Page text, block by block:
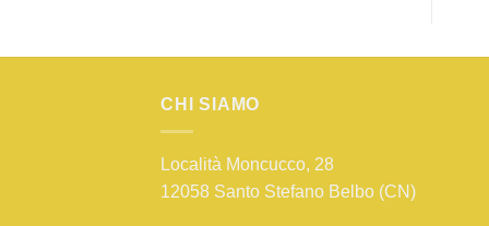
CHI SIAMO
Località Moncucco, 28
12058 Santo Stefano Belbo (CN)